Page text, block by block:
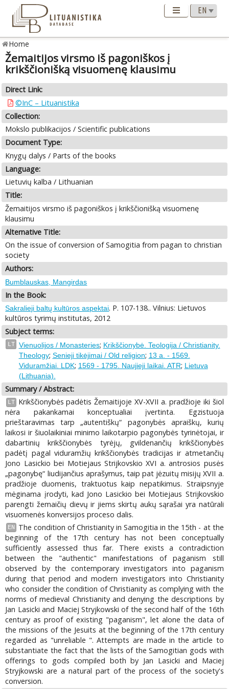
Home
Žemaitijos virsmo iš pagoniškos į
krikščionišką visuomenę klausimu
Direct Link:
©InC – Lituanistika
Collection:
Mokslo publikacijos / Scientific publications
Document Type:
Knygų dalys / Parts of the books
Language:
Lietuvių kalba / Lithuanian
Title:
Žemaitijos virsmo iš pagoniškos į krikščionišką visuomenę
klausimu
Alternative Title:
On the issue of conversion of Samogitia from pagan to christian
society
Authors:
Bumblauskas, Mangirdas
In the Book:
Sakralieji baltų kultūros aspektai. P. 107-138.. Vilnius: Lietuvos
kultūros tyrimų institutas, 2012
Subject terms:
LT Vienuolijos / Monasteries; Krikščionybė. Teologija / Christianity.
Theology; Senieji tikėjimai / Old religion; 13 a. - 1569.
Viduramžiai. LDK; 1569 - 1795. Naujieji laikai. ATR; Lietuva
(Lithuania).
Summary / Abstract:
LT
Krikščionybės padėtis Žemaitijoje XV-XVII a. pradžioje iki šiol
nėra pakankamai konceptualiai įvertinta. Egzistuoja
prieštaravimas tarp „autentiškų“ pagonybės apraiškų, kurių
laikosi ir šiuolaikiniai minimo laikotarpio pagonybės tyrinėtojai, ir
dabartinių krikščionybės tyrėjų, gvildenančių krikščionybės
padėtį pagal viduramžių krikščionybės tradicijas ir atmetančių
Jono Lasickio bei Motiejaus Strijkovskio XVI a. antrosios pusės
„pagonybę“ liudijančius aprašymus, taip pat jėzuitų misijų XVII a.
pradžioje duomenis, traktuotus kaip nepatikimus. Straipsnyje
mėginama įrodyti, kad Jono Lasickio bei Motiejaus Strijkovskio
parengti žemaičių dievų ir jiems skirtų aukų sąrašai yra natūrali
visuomenės konversijos proceso dalis.
EN
The condition of Christianity in Samogitia in the 15th - at the
beginning of the 17th century has not been conceptually
sufficiently assessed thus far. There exists a contradiction
between the "authentic" manifestations of paganism still
observed by the contemporary investigators into paganism
during that period and modern investigators into Christianity
who consider the condition of Christianity as complying with the
norms of medieval Christianity and denying the descriptions by
Jan Lasicki and Maciej Stryjkowski of the second half of the 16th
century as proof of existing "paganism", let alone the data of
the missions of the Jesuits at the beginning of the 17th century
regarded as "unreliable ". Attempts are made in the article to
substantiate the fact that the lists of the Samogitian gods with
offerings to gods compiled both by Jan Lasicki and Maciej
Stryjkowski are a natural part of the process of the society's
conversion.